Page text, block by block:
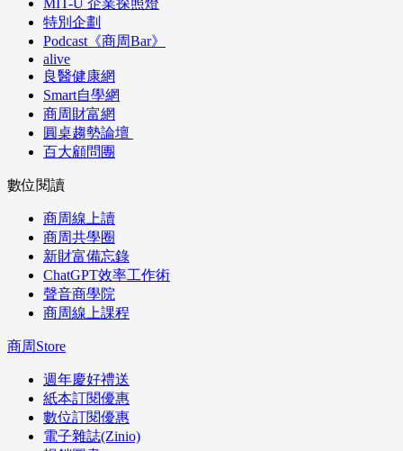
MIT-U 企業探照燈
特別企劃
Podcast《商周Bar》
alive
良醫健康網
Smart自學網
商周財富網
圓桌趨勢論壇
百大顧問團
數位閱讀
商周線上讀
商周共學圈
新財富備忘錄
ChatGPT效率工作術
聲音商學院
商周線上課程
商周Store
週年慶好禮送
紙本訂閱優惠
數位訂閱優惠
電子雜誌(Zinio)